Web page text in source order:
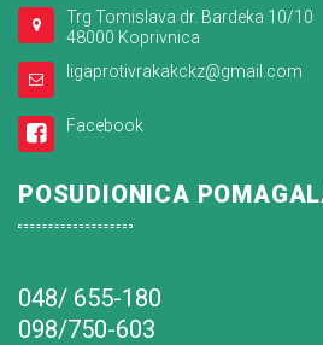
Trg Tomislava dr. Bardeka 10/10
48000 Koprivnica
ligaprotivrakakckz@gmail.com
Facebook
POSUDIONICA
048/ 655-180
098/750-603